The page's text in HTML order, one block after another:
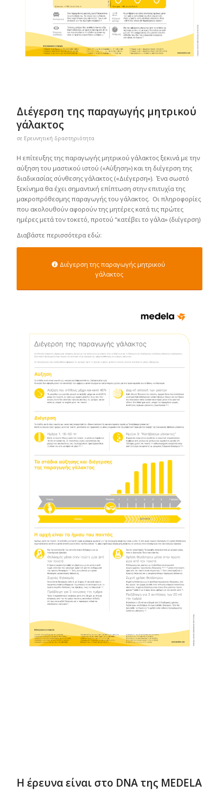
Διέγερση της παραγωγής μητρικού
γάλακτος
σε Ερευνητική δραστηριότητα
Η επίτευξης της παραγωγής μητρικού γάλακτος ξεκινά με την
αύξηση του μαστικού ιστού («Αύξηση») και τη διέγερση της
διαδικασίας σύνθεσης γάλακτος («Διέγερση»). Ένα σωστό
ξεκίνημα θα έχει σημαντική επίπτωση στην επιτυχία της
μακροπρόθεσμης παραγωγής του γάλακτος. Οι πληροφορίες
που ακολουθούν αφορούν της μητέρες κατά τις πρώτες
ημέρες μετά τον τοκετό, προτού “κατέβει το γάλα» (διέγερση)
Διαβάστε περισσότερα εδώ:
Διέγερση της παραγωγής μητρικού
γάλακτος
Η έρευνα είναι στο DNA της MEDELA